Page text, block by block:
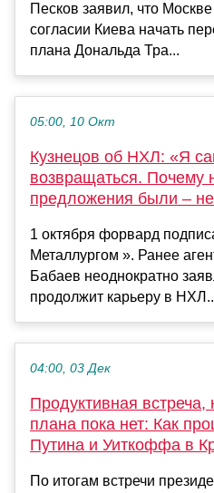
Песков заявил, что
согласии Киева начать
плана Дональда Тра...
05:00, 10 Окт
Кузнецов об НХЛ: «Я
возвращаться. Почему
предложения были –
1 октября форвард
Металлургом ». Ранее
Бабаев неоднократно
продолжит карьеру в
04:00, 03 Дек
Продуктивная встреча,
плана пока нет: Как
Путина и Уиткоффа в
По итогам встречи